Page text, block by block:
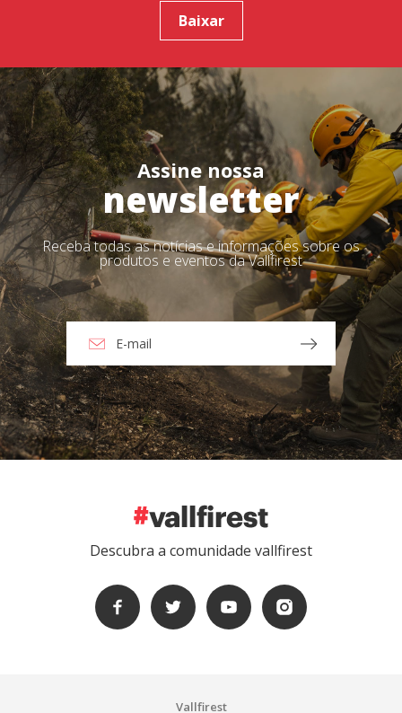
Baixar
Assine nossa
newsletter
Receba todas as notícias e informações sobre os
produtos e eventos da Vallfirest
Descubra a comunidade vallfirest
Vallfirest